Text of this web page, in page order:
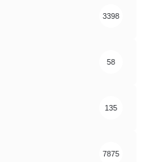
3398
58
135
7875